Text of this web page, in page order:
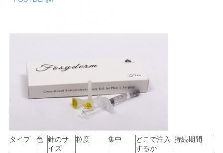
て
ONLINE
タイプ 色 針のサ
イズ
粒度 集中
どこで注入
するか
持続期間